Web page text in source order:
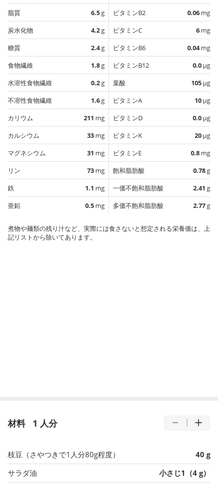
脂質
6.5g
炭水化物
4.2g
糖質
2.4g
食物繊維
1.8g
水溶性食物繊維
0.2g
不溶性食物繊維
1.6g
カリウム
211 mg
カルシウム
33 mg
マグネシウム
31 mg
リン
73 mg
鉄
1.1 mg
亜鉛
0.5 mg
ビタミンB2
0.06 mg
ビタミンC
6 mg
ビタミンB6
0.04mg
ビタミンB12
0.0 µg
葉酸
105 µg
ビタミンA
10 µg
ビタミンD
0.0 µg
ビタミンK
20 µg
ビタミンE
0.8 mg
飽和脂肪酸
0.78g
一価不飽和脂肪酸
2.41 g
多価不飽和脂肪酸
2.77g
煮物や麺類の残り汁など、実際には食さないと想定される栄養価は、上
記リストから除いてあります。
材料 1 人分
枝豆（さやつきで1人分80g程度）
40 g
サラダ油
小さじ1（4 g）